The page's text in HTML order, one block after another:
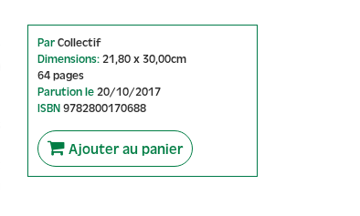
ParCollectif
Dimensions:21,80 x 30,00cm
64 pages
Parution le20/10/2017
ISBN9782800170688
Ajouter au panier